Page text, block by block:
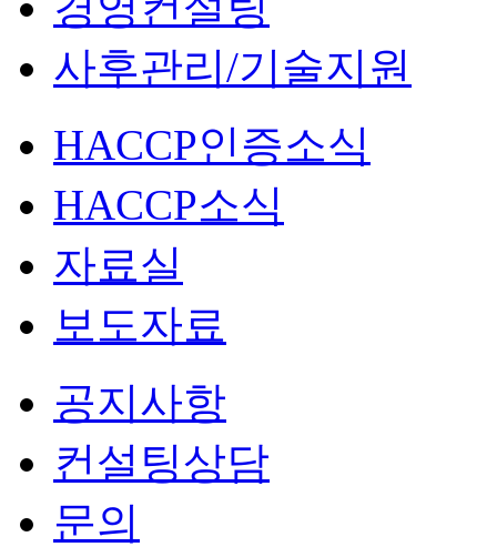
사후관리/기술지원
HACCP인증소식
HACCP소식
자료실
보도자료
공지사항
컨설팅상담
문의